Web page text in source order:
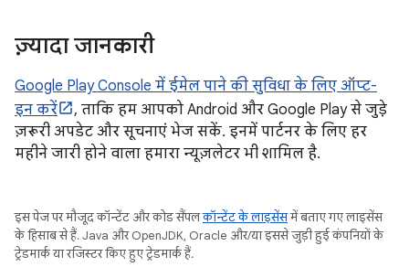
ज़्यादा जानकारी
Google Play Console में ईमेल पाने की सुविधा के लिए ऑप्ट-
इन करें
, ताकि हम आपको Android और Google Play से जुड़े
ज़रूरी अपडेट और सूचनाएं भेज सकें. इनमें पार्टनर के लिए हर
महीने जारी होने वाला हमारा न्यूज़लेटर भी शामिल है.
इस पेज पर मौजूद कॉन्टेंट और कोड सैंपलकॉन्टेंट के लाइसेंसमें बताए गए लाइसेंस
के हिसाब से हैं. Java और OpenJDK, Oracle और/या इससे जुड़ी हुई कंपनियों के
ट्रेडमार्क या रजिस्टर किए हुए ट्रेडमार्क हैं.